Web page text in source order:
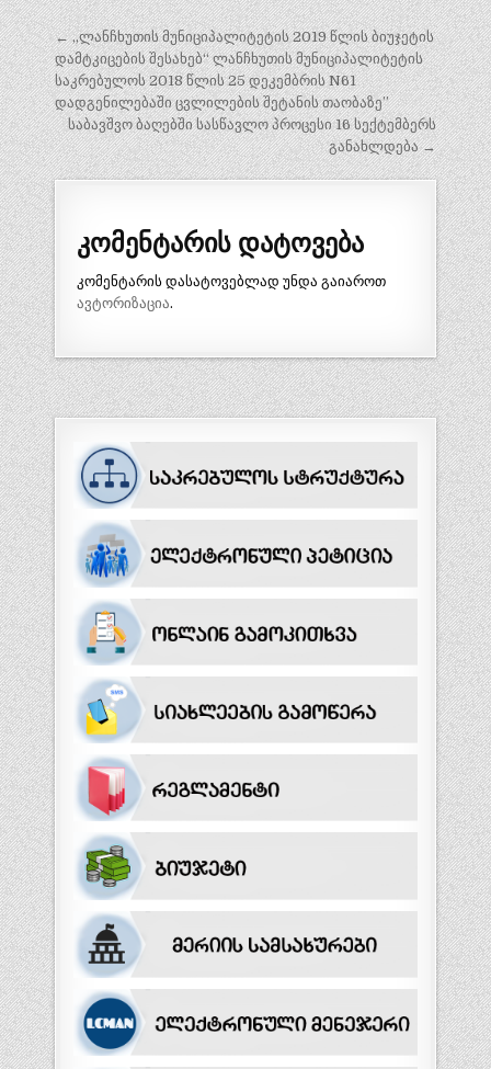
პ
ო
ს
ტ
ი
ს
ნ
ა
ვ
ი
გ
ა
ც
ი
ა
← „ლანჩხუთის მუნიციპალიტეტის 2019 წლის ბიუჯეტის
დამტკიცების შესახებ“ ლანჩხუთის მუნიციპალიტეტის
საკრებულოს 2018 წლის 25 დეკემბრის N61
დადგენილებაში ცვლილების შეტანის თაობაზე”
საბავშვო ბაღებში სასწავლო პროცესი 16 სექტემბერს
განახლდება →
კომენტარის დატოვება
კომენტარის დასატოვებლად უნდა გაიაროთ
ავტორიზაცია.